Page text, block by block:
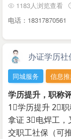
1183人浏览查看
电话：18317870561
办证学历
同城服务 信息
学历提升，职称
1⃣️学历提升 2⃣️
拿证 3⃣️电焊工
交职工社保（可